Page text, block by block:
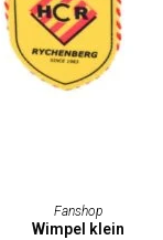
AUSFÜHRUNG WÄHLEN
Fanshop
Wimpel klein